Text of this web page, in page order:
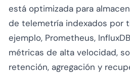
está optimizada para
de telemetría indexados por
ejemplo, Prometheus,
métricas de alta velocidad,
retención, agregación y